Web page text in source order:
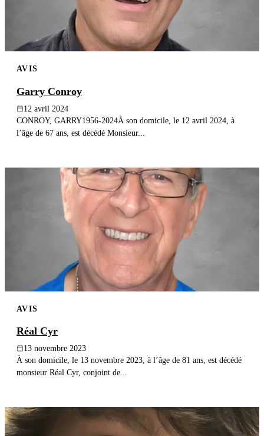
AVIS
Garry Conroy
12 avril 2024
CONROY, GARRY1956-2024À son domicile, le 12 avril 2024, à
l’âge de 67 ans, est décédé Monsieur...
AVIS
Réal Cyr
13 novembre 2023
À son domicile, le 13 novembre 2023, à l’âge de 81 ans, est décédé
monsieur Réal Cyr, conjoint de...